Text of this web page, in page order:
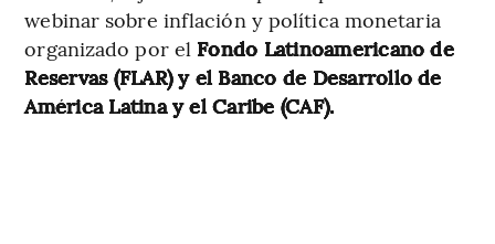
webinar sobre inflación y política monetaria
organizado por el Fondo Latinoamericano de
Reservas (FLAR) y el Banco de Desarrollo de
América Latina y el Caribe (CAF).